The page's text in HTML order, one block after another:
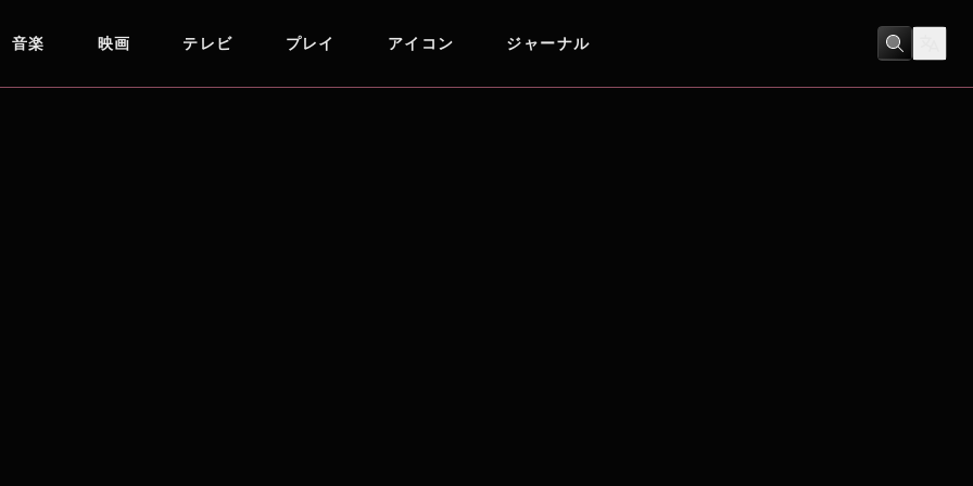
音楽 映画 テレビ プレイ アイコン ジャーナル